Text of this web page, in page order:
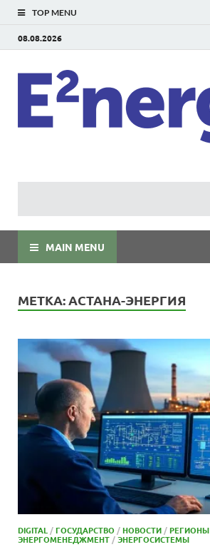
TOP MENU
08.08.2026
MAIN MENU
МЕТКА:АСТАНА-ЭНЕРГИЯ
DIGITAL /ГОСУДАРСТВО /НОВОСТИ /РЕГИОНЫ
ЭНЕРГОМЕНЕДЖМЕНТ /ЭНЕРГОСИСТЕМЫ